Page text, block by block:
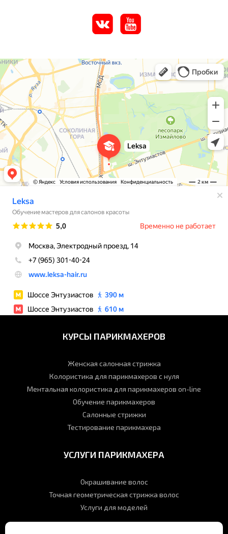
КУРСЫ ПАРИКМАХЕРОВ
Женская салонная стрижка
Колористика для парикмахеров с нуля
Ментальная колористика для парикмахеров on-line
Обучение парикмахеров
Салонные стрижки
Тестирование парикмахера
УСЛУГИ ПАРИКМАХЕРА
Окрашивание волос
Точная геометрическая стрижка волос
Услуги для моделей